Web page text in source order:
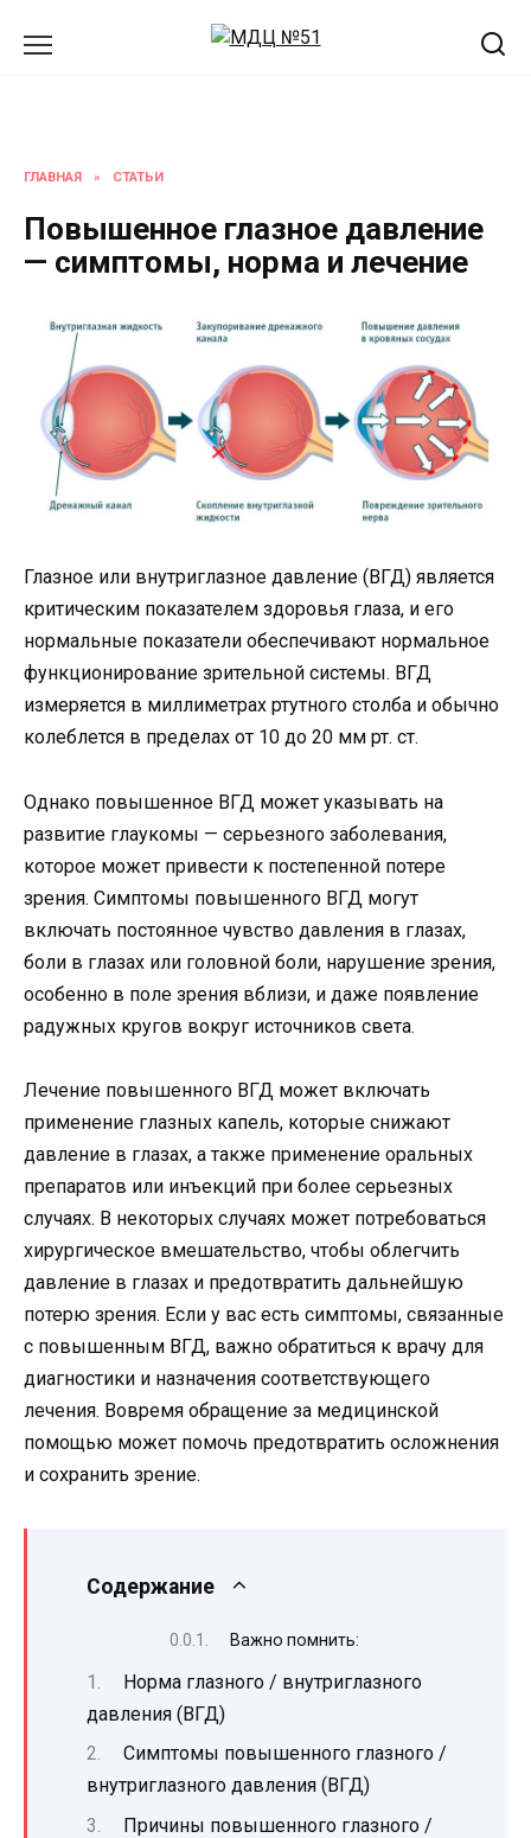
ГЛАВНАЯ » СТАТЬИ
Повышенное глазное давление
— симптомы, норма и лечение
Глазное или внутриглазное давление (ВГД) является
критическим показателем здоровья глаза, и его
нормальные показатели обеспечивают нормальное
функционирование зрительной системы. ВГД
измеряется в миллиметрах ртутного столба и обычно
колеблется в пределах от 10 до 20 мм рт. ст.
Однако повышенное ВГД может указывать на
развитие глаукомы — серьезного заболевания,
которое может привести к постепенной потере
зрения. Симптомы повышенного ВГД могут
включать постоянное чувство давления в глазах,
боли в глазах или головной боли, нарушение зрения,
особенно в поле зрения вблизи, и даже появление
радужных кругов вокруг источников света.
Лечение повышенного ВГД может включать
применение глазных капель, которые снижают
давление в глазах, а также применение оральных
препаратов или инъекций при более серьезных
случаях. В некоторых случаях может потребоваться
хирургическое вмешательство, чтобы облегчить
давление в глазах и предотвратить дальнейшую
потерю зрения. Если у вас есть симптомы, связанные
с повышенным ВГД, важно обратиться к врачу для
диагностики и назначения соответствующего
лечения. Вовремя обращение за медицинской
помощью может помочь предотвратить осложнения
и сохранить зрение.
Содержание
Важно помнить:
Норма глазного / внутриглазного
давления (ВГД)
Симптомы повышенного глазного /
внутриглазного давления (ВГД)
Причины повышенного глазного /